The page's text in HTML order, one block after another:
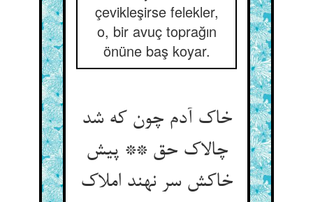
çevikleşirse felekler,
o, bir avuç toprağın
önüne baş koyar.
خاک آدم چون که شد
چالاک حق ** پیش
خاکش سر نهند املاک